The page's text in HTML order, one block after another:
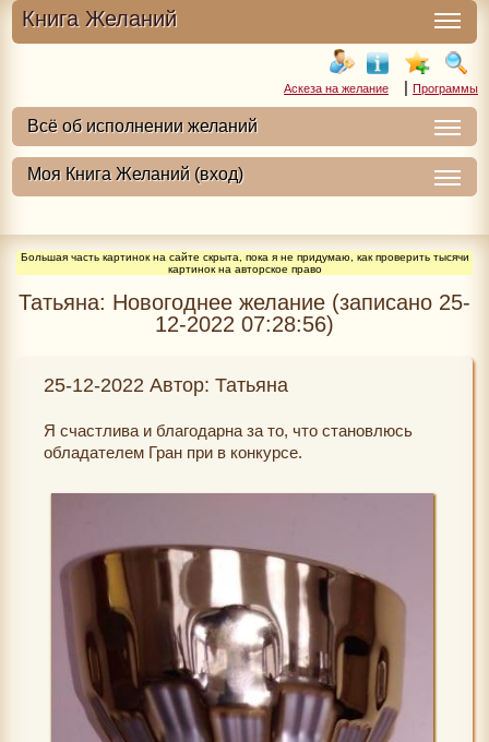
Книга Желаний
Аскеза на желание | Программы
Большая часть картинок на сайте скрыта, пока я не придумаю, как проверить тысячи
картинок на авторское право
Татьяна: Новогоднее желание (записано 25-
12-2022 07:28:56)
25-12-2022 Автор: Татьяна
Я счастлива и благодарна за то, что становлюсь
обладателем Гран при в конкурсе.